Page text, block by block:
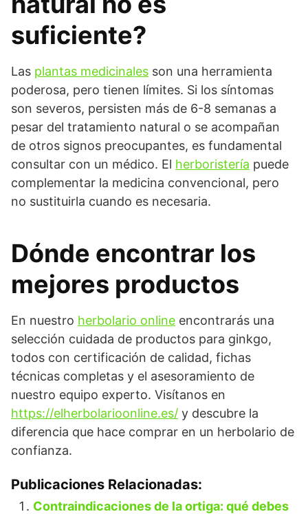
suficiente?
Las plantas medicinales son una herramienta
poderosa, pero tienen límites. Si los síntomas
son severos, persisten más de 6-8 semanas a
pesar del tratamiento natural o se acompañan
de otros signos preocupantes, es fundamental
consultar con un médico. El herboristería puede
complementar la medicina convencional, pero
no sustituirla cuando es necesaria.
Dónde encontrar los
mejores productos
En nuestro herbolario online encontrarás una
selección cuidada de productos para ginkgo,
todos con certificación de calidad, fichas
técnicas completas y el asesoramiento de
nuestro equipo experto. Visítanos en
https://elherbolarioonline.es/ y descubre la
diferencia que hace comprar en un herbolario de
confianza.
Publicaciones Relacionadas:
Contraindicaciones de la ortiga: qué debes